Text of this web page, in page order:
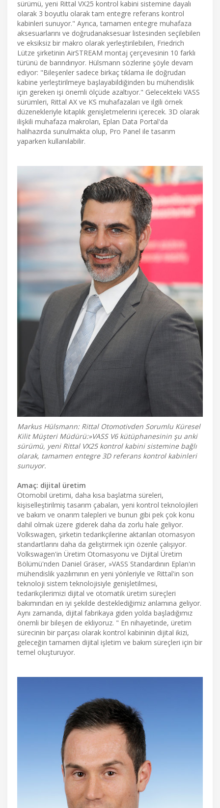
sürümü, yeni Rittal VX25 kontrol kabini sistemine dayalı
olarak 3 boyutlu olarak tam entegre referans kontrol
kabinleri sunuyor." Ayrıca, tamamen entegre muhafaza
aksesuarlarını ve doğrudanaksesuar listesinden seçilebilen
ve eksiksiz bir makro olarak yerleştirilebilen, Friedrich
Lütze şirketinin AirSTREAM montaj çerçevesinin 10 farklı
türünü de barındırıyor. Hülsmann sözlerine şöyle devam
ediyor: "Bileşenler sadece birkaç tıklama ile doğrudan
kabine yerleştirilmeye başlayabildiğinden bu mühendislik
için gereken işi önemli ölçüde azaltıyor." Gelecekteki VASS
sürümleri, Rittal AX ve KS muhafazaları ve ilgili örnek
düzenekleriyle kitaplık genişletmelerini içerecek. 3D olarak
ilişkili muhafaza makroları, Eplan Data Portal'da
halihazırda sunulmakta olup, Pro Panel ile tasarım
yaparken kullanılabilir.
Markus Hülsmann: Rittal Otomotivden Sorumlu Küresel
Kilit Müşteri Müdürü:»VASS V6 kütüphanesinin şu anki
sürümü, yeni Rittal VX25 kontrol kabini sistemine bağlı
olarak, tamamen entegre 3D referans kontrol kabinleri
sunuyor.
Amaç: dijital üretim
Otomobil üretimi, daha kısa başlatma süreleri,
kişiselleştirilmiş tasarım çabaları, yeni kontrol teknolojileri
ve bakım ve onarım talepleri ve bunun gibi pek çok konu
dahil olmak üzere giderek daha da zorlu hale geliyor.
Volkswagen, şirketin tedarikçilerine aktarılan otomasyon
standartlarını daha da geliştirmek için özenle çalışıyor.
Volkswagen'in Üretim Otomasyonu ve Dijital Üretim
Bölümü'nden Daniel Gräser, »VASS Standardının Eplan'ın
mühendislik yazılımının en yeni yönleriyle ve Rittal'in son
teknoloji sistem teknolojisiyle genişletilmesi,
tedarikçilerimizi dijital ve otomatik üretim süreçleri
bakımından en iyi şekilde desteklediğimiz anlamına geliyor.
Aynı zamanda, dijital fabrikaya giden yolda başladığımız
önemli bir bileşen de ekliyoruz. " En nihayetinde, üretim
sürecinin bir parçası olarak kontrol kabininin dijital ikizi,
geleceğin tamamen dijital işletim ve bakım süreçleri için bir
temel oluşturuyor.